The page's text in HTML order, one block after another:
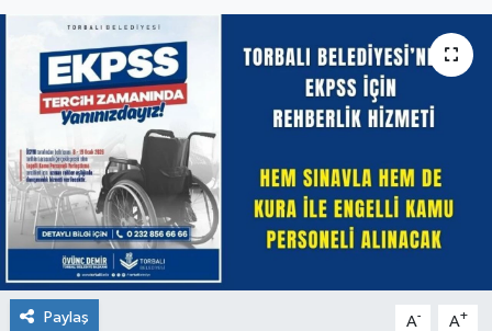
Paylaş A- A+